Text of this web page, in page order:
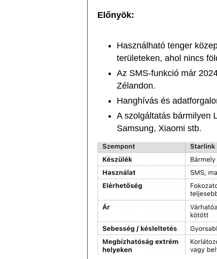
Előnyök:
Használható tenger
területeken, ahol nincs
Az SMS-funkció már
Zélandon.
Hanghívás és
A szolgáltatás bármilyen
Samsung, Xiaomi stb.